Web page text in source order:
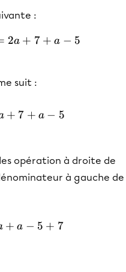
:
2a + 7 + a − 5
suit :
+ 7 + a − 5
opération à droite de
à gauche de
+ a − 5 + 7